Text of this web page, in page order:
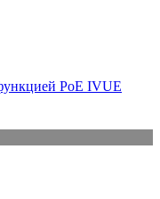
PoE IVUE